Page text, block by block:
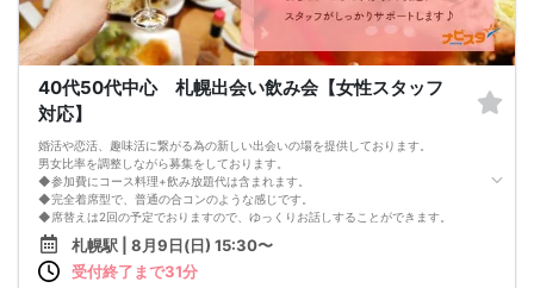
5. 当日は店舗の外ではなく店舗内で受付いたします。店内に入り店員に「街コン
で来た」旨をお伝えください。
6. お釣りの用意はございませんので、出ないようにご準備お願いします。
7. 当日は年齢確認のできる身分証をお持ちください。イベントの対象年齢でない
ことが発覚した場合、参加費を全額徴収し返金はいたしかねます。
8. 15分以上の遅刻はキャンセルとみなす可能性があります。
9. 当日受付にお越しになってからのキャンセル、途中キャンセルは出来ません。
泊費、通信費等の返金は行いません。
11. 領収書の発行はいたしかねます。
お申し込みが完了した時点で上記すべての事項に同意したと判断いたします。
8/9(日)平成生まれ限定コン札幌
40代50代中心 札幌出会い飲み会【女性スタッフ
対応】
婚活や恋活、趣味活に繋がる為の新しい出会いの場を提供しております。
男女比率を調整しながら募集をしております。
◆参加費にコース料理+飲み放題代は含まれます。
◆完全着席型で、普通の合コンのような感じです。
◆席替えは2回の予定でおりますので、ゆっくりお話しすることができます。
少人数開催の場合席替えがない場合もございます。
◆スタートから終わりまで、スタッフも同行しますので、一人参加の方や初参加
の方も安心だと思います。
札幌駅 | 8月9日(日) 15:30〜
受付終了まで31分